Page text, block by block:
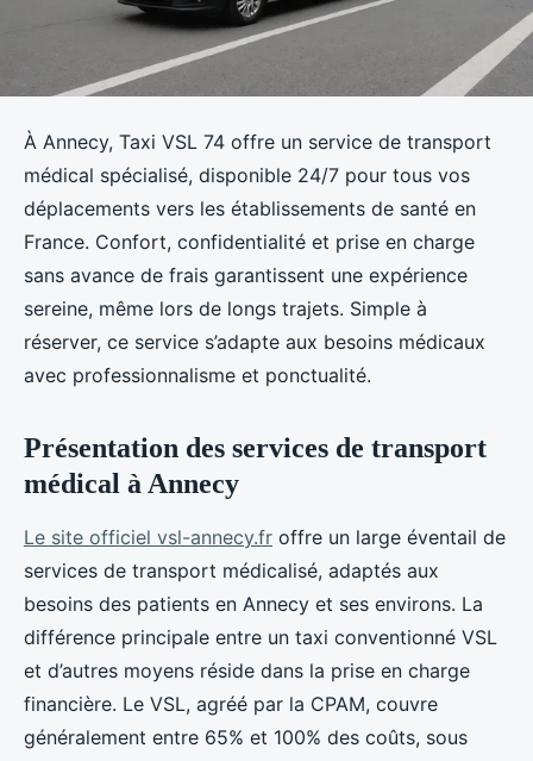
À Annecy, Taxi VSL 74 offre un service de transport
médical spécialisé, disponible 24/7 pour tous vos
déplacements vers les établissements de santé en
France. Confort, confidentialité et prise en charge
sans avance de frais garantissent une expérience
sereine, même lors de longs trajets. Simple à
réserver, ce service s’adapte aux besoins médicaux
avec professionnalisme et ponctualité.
Présentation des services de transport
médical à Annecy
Le site officiel vsl-annecy.fr offre un large éventail de
services de transport médicalisé, adaptés aux
besoins des patients en Annecy et ses environs. La
différence principale entre un taxi conventionné VSL
et d’autres moyens réside dans la prise en charge
financière. Le VSL, agréé par la CPAM, couvre
généralement entre 65% et 100% des coûts, sous